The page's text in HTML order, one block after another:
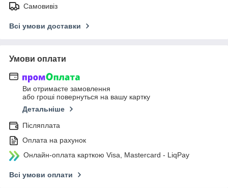
Самовивіз
Всі умови доставки
Умови оплати
Ви отримаєте замовлення
або гроші повернуться на вашу картку
Детальніше
Післяплата
Оплата на рахунок
Онлайн-оплата карткою Visa, Mastercard - LiqPay
Всі умови оплати